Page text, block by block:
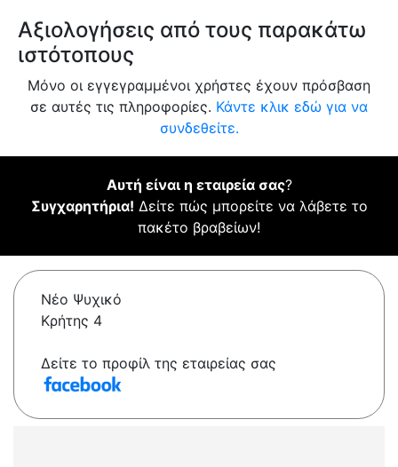
Αξιολογήσεις από τους παρακάτω
ιστότοπους
Μόνο οι εγγεγραμμένοι χρήστες έχουν πρόσβαση
σε αυτές τις πληροφορίες. Κάντε κλικ εδώ για να
συνδεθείτε.
Αυτή είναι η εταιρεία σας?
Συγχαρητήρια! Δείτε πώς μπορείτε να λάβετε το
πακέτο βραβείων!
Νέο Ψυχικό
Κρήτης 4
Δείτε το προφίλ της εταιρείας σας